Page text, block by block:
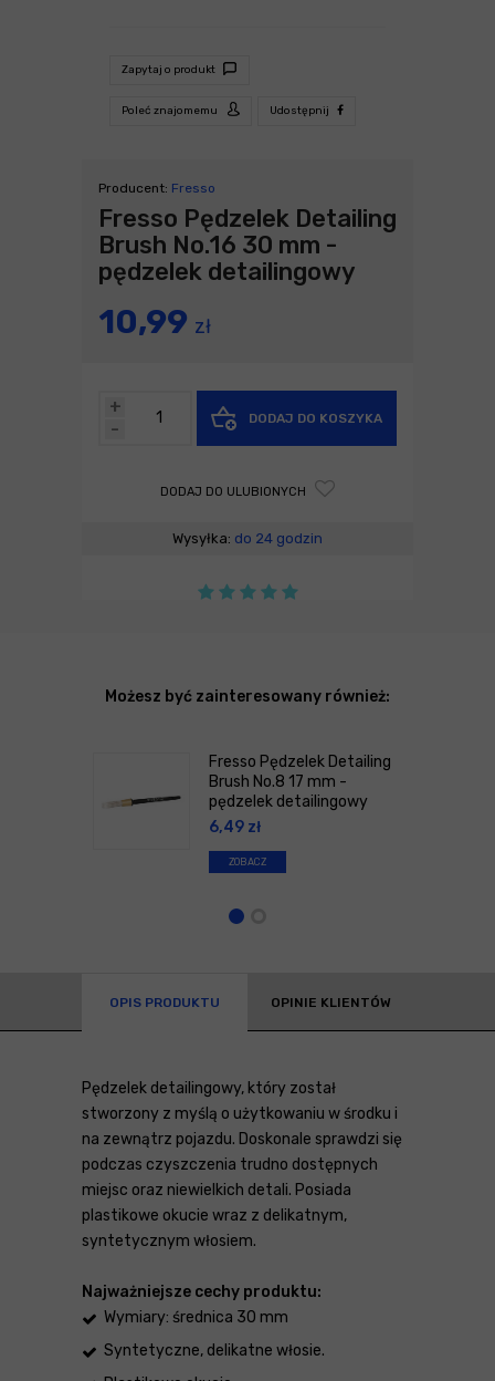
Zapytaj o produkt
Poleć znajomemu Udostępnij
Producent: Fresso
Fresso Pędzelek Detailing
Brush No.16 30 mm -
pędzelek detailingowy
10,99 zł
-
+
DODAJ DO KOSZYKA
DODAJ DO ULUBIONYCH
Wysyłka: do 24 godzin
Możesz być zainteresowany również:
Fresso Pędzelek Detailing
Brush No.8 17 mm -
pędzelek detailingowy
6,49 zł
ZOBACZ
OPIS PRODUKTU OPINIE KLIENTÓW
Pędzelek detailingowy, który został
stworzony z myślą o użytkowaniu w środku i
na zewnątrz pojazdu. Doskonale sprawdzi się
podczas czyszczenia trudno dostępnych
miejsc oraz niewielkich detali. Posiada
plastikowe okucie wraz z delikatnym,
syntetycznym włosiem.
Najważniejsze cechy produktu:
Wymiary: średnica 30 mm
Syntetyczne, delikatne włosie.